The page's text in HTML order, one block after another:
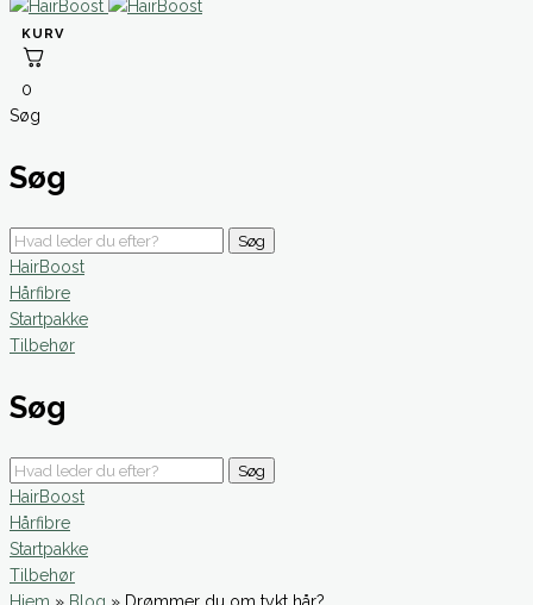
0
Søg
Søg
Søg
HairBoost
Hårfibre
Startpakke
Tilbehør
Søg
Søg
HairBoost
Hårfibre
Startpakke
Tilbehør